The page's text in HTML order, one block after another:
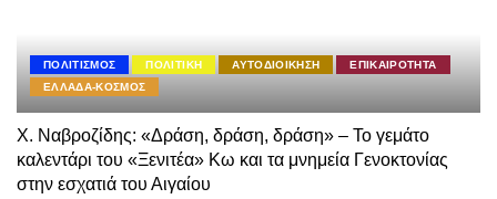
ΠΟΛΙΤΙΣΜΟΣ ΠΟΛΙΤΙΚΗ ΑΥΤΟΔΙΟΙΚΗΣΗ
ΕΠΙΚΑΙΡΟΤΗΤΑ
ΕΛΛΑΔΑ-ΚΟΣΜΟΣ
Χ. Ναβροζίδης: «Δράση, δράση, δράση» – Το γεμάτο
καλεντάρι του «Ξενιτέα» Κω και τα μνημεία Γενοκτονίας
στην εσχατιά του Αιγαίου